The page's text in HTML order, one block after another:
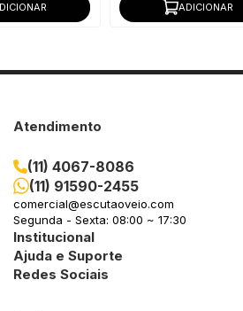
ADICIONAR
Atendimento
(11) 4067-8086
(11) 91590-2455
comercial@escutaoveio.com
Segunda - Sexta: 08:00 ~ 17:30
Institucional
Ajuda e Suporte
Redes Sociais